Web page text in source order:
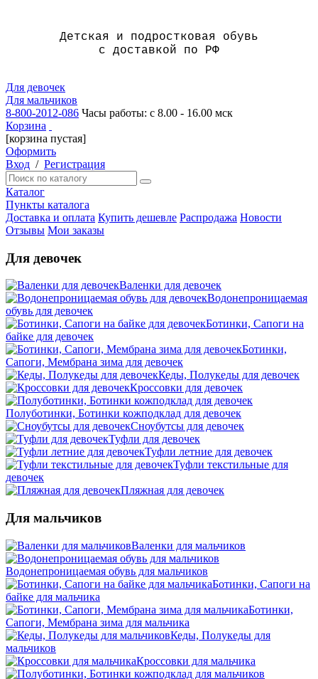
Детская и подростковая обувь
с доставкой по РФ
Для девочек
Для мальчиков
8-800-2012-086 Часы работы: с 8.00 - 16.00 мск
Корзина
[корзина пустая]
Оформить
Вход / Регистрация
Каталог
Пункты каталога
Доставка и оплата Купить дешевле Распродажа Новости
Отзывы Мои заказы
Для девочек
Валенки для девочек
Водонепроницаемая
обувь для девочек
Ботинки, Сапоги на
байке для девочек
Ботинки,
Сапоги, Мембрана зима для девочек
Кеды, Полукеды для девочек
Кроссовки для девочек
Полуботинки, Ботинки кожподклад для девочек
Сноубутсы для девочек
Туфли для девочек
Туфли летние для девочек
Туфли текстильные для
девочек
Пляжная для девочек
Для мальчиков
Валенки для мальчиков
Водонепроницаемая обувь для мальчиков
Ботинки, Сапоги на
байке для мальчика
Ботинки,
Сапоги, Мембрана зима для мальчика
Кеды, Полукеды для
мальчиков
Кроссовки для мальчика